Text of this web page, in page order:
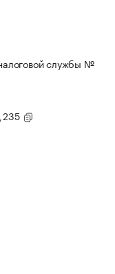
службы №
235